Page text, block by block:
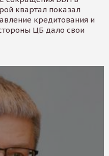
квартал показал
кредитования и
ЦБ дало свои